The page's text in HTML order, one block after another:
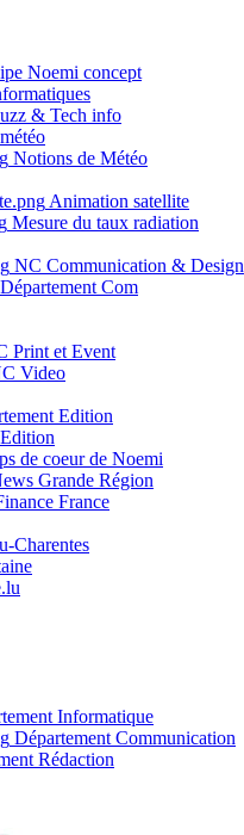
Noemi concept
& Tech info
Notions de Météo
Animation satellite
Mesure du taux radiation
NC Communication & Design
Com
Print et Event
Video
Edition
de coeur de Noemi
Grande Région
France
Charentes
Informatique
Département Communication
Rédaction